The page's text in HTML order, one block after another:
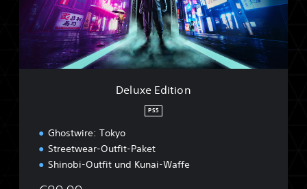
o
Deluxe Edition
PS5
Ghostwire: Tokyo
Streetwear-Outfit-Paket
Shinobi-Outfit und Kunai-Waffe